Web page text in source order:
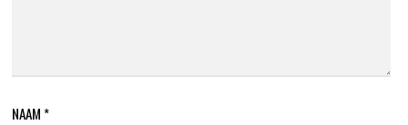
NAAM *